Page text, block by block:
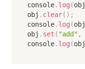
console. log (obj
obj . clear( ) ;
console. log (obj
obj . set ( "add" ,
console. log (obj